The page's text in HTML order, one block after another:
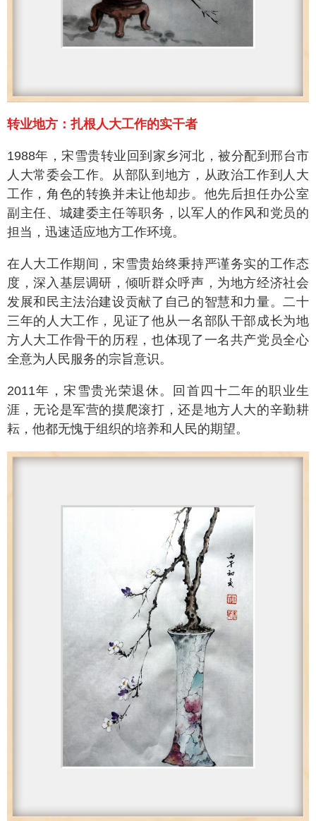
转业地方：扎根人大工作的实干者
1988年，宋雪贵转业回到家乡河北，被分配到邢台市
人大常委会工作。从部队到地方，从政治工作到人大
工作，角色的转换并未让他却步。他先后担任办公室
副主任、城建委主任等职务，以军人的作风和党员的
担当，迅速适应地方工作环境。
在人大工作期间，宋雪贵始终秉持严谨务实的工作态
度，深入基层调研，倾听群众呼声，为地方经济社会
发展和民主法治建设贡献了自己的智慧和力量。二十
三年的人大工作，见证了他从一名部队干部成长为地
方人大工作骨干的历程，也体现了一名共产党员全心
全意为人民服务的宗旨意识。
2011年，宋雪贵光荣退休。回首四十二年的职业生
涯，无论是军营的摸爬滚打，还是地方人大的辛勤耕
耘，他都无愧于组织的培养和人民的期望。